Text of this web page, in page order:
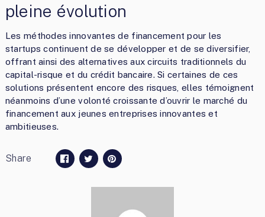
pleine évolution
Les méthodes innovantes de financement pour les
startups continuent de se développer et de se diversifier,
offrant ainsi des alternatives aux circuits traditionnels du
capital-risque et du crédit bancaire. Si certaines de ces
solutions présentent encore des risques, elles témoignent
néanmoins d’une volonté croissante d’ouvrir le marché du
financement aux jeunes entreprises innovantes et
ambitieuses.
Share